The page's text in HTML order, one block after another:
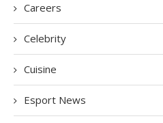
Careers
Celebrity
Cuisine
Esport News